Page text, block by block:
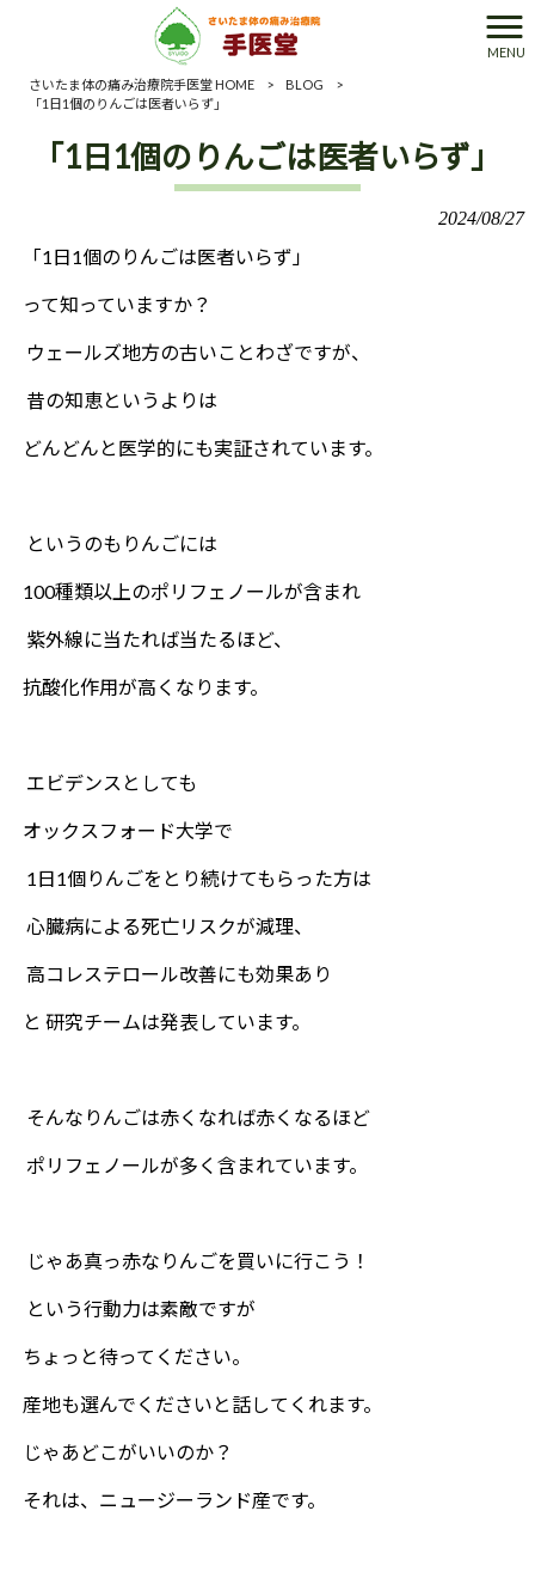
MENU
さいたま体の痛み治療院手医堂 HOME > BLOG
>
「1日1個のりんごは医者いらず」
「1日1個のりんごは医者いらず」
2024/08/27
「1日1個のりんごは医者いらず」
って知っていますか？
ウェールズ地方の古いことわざですが、
昔の知恵というよりは
どんどんと医学的にも実証されています。
というのもりんごには
100種類以上のポリフェノールが含まれ
紫外線に当たれば当たるほど、
抗酸化作用が高くなります。
エビデンスとしても
オックスフォード大学で
1日1個りんごをとり続けてもらった方は
心臓病による死亡リスクが減理、
高コレステロール改善にも効果あり
と 研究チームは発表しています。
そんなりんごは赤くなれば赤くなるほど
ポリフェノールが多く含まれています。
じゃあ真っ赤なりんごを買いに行こう！
という行動力は素敵ですが
ちょっと待ってください。
産地も選んでくださいと話してくれます。
じゃあどこがいいのか？
それは、ニュージーランド産です。